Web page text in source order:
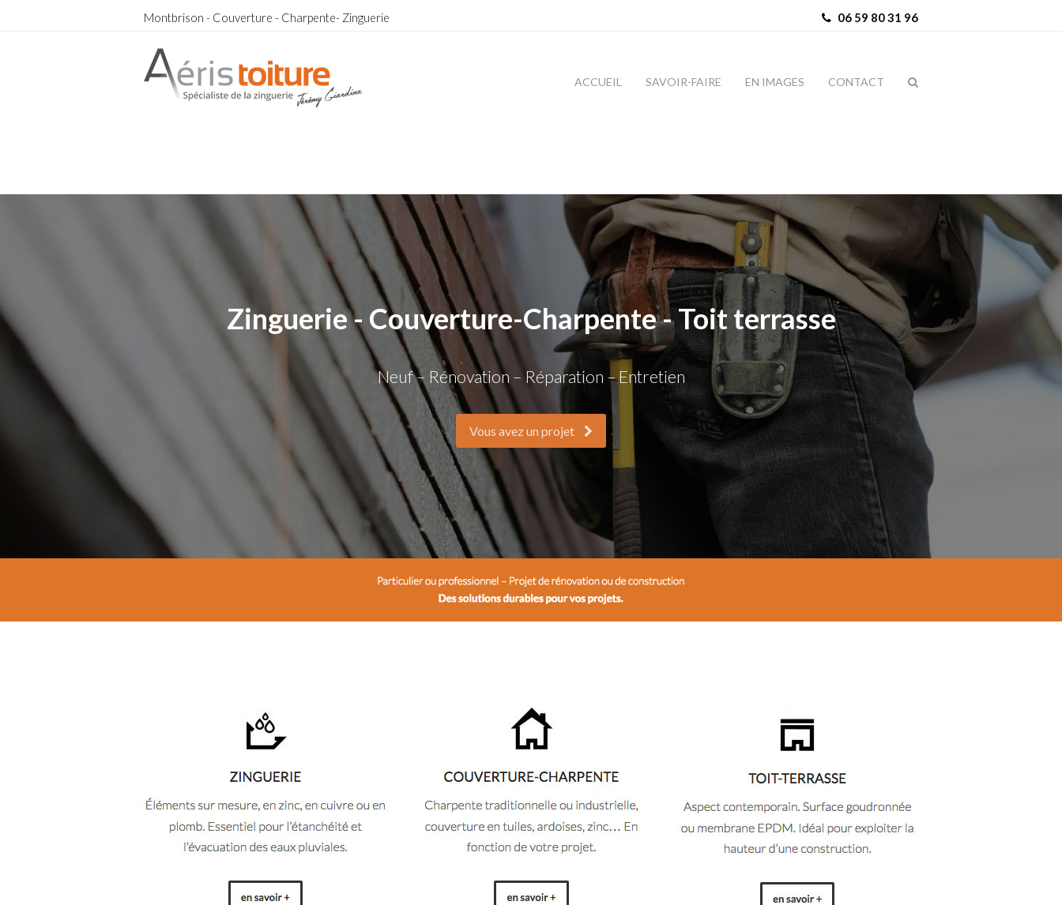
Montbrison - Couverture - Charpente- Zinguerie 06 59 80 31 96
ACCUEIL SAVOIR-FAIRE EN IMAGES CONTACT
Zinguerie - Couverture-Charpente - Toit terrasse
Neuf – Rénovation – Réparation – Entretien
Vous avez un projet